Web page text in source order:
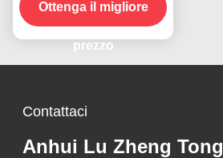
C2 AD ALTA VISIBILITÀ
PER RIMORCHI
Ottenga il migliore
prezzo
Contattaci
Anhui Lu Zheng Tong